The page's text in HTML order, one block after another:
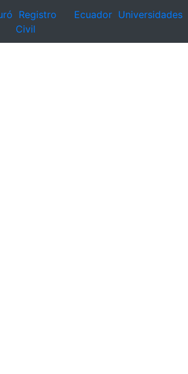
Registro
Civil
Ecuador Universidades